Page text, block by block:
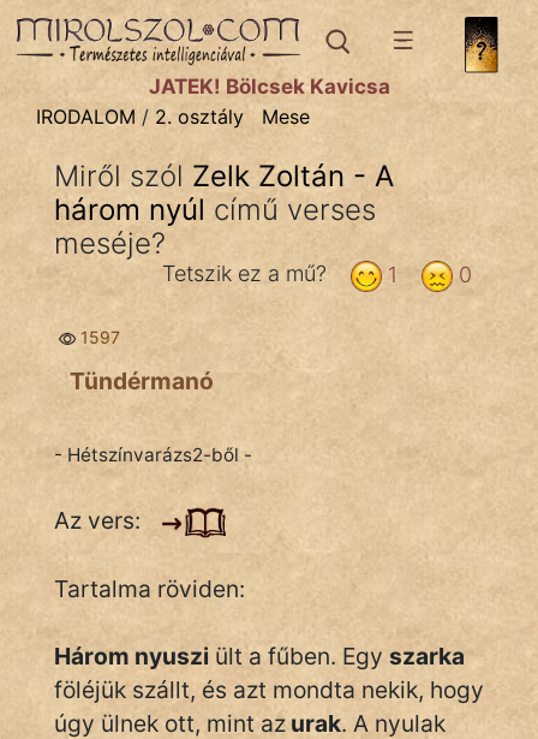
IRODALOMtémák:
Dráma
Költemény
Eposz
Komédia
Kötelező
Legenda
Mese
Novella
Elbeszélés
Regény
JÁTÉK! Bölcsek Kavicsa
IRODALOM / 2. osztály Mese
Miről szól Zelk Zoltán - A
három nyúl című verses
meséje?
0
1
Tetszik ez a mű?
1597
Tündérmanó
- Hétszínvarázs2-ből -
Az vers:
Tartalma röviden:
Három nyuszi ült a fűben. Egy szarka
föléjük szállt, és azt mondta nekik, hogy
úgy ülnek ott, mint az urak. A nyulak